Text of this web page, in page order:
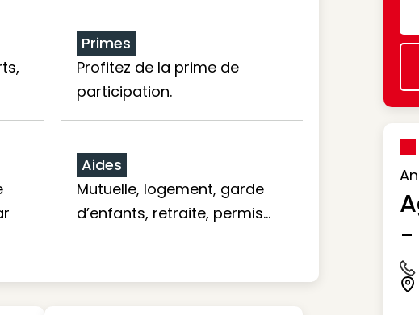
Primes
Profitez de la prime de
participation.
Aides
Mutuelle, logement, garde
d’enfants, retraite, permis…
-